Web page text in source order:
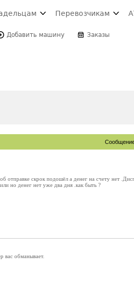
Перевозчикам
Добавить машину Заказы
отправке скрок подошёл а денег на счету нет
но денег нет уже два дня .как быть ?
вас обманывает.